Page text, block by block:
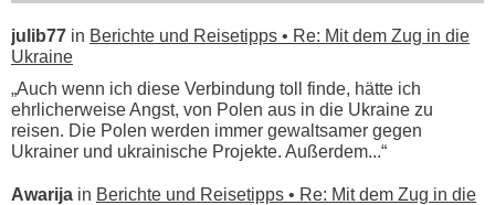
julib77 in Berichte und Reisetipps • Re: Mit dem Zug in die
Ukraine
„Auch wenn ich diese Verbindung toll finde, hätte ich
ehrlicherweise Angst, von Polen aus in die Ukraine zu
reisen. Die Polen werden immer gewaltsamer gegen
Ukrainer und ukrainische Projekte. Außerdem...“
Awarija in Berichte und Reisetipps • Re: Mit dem Zug in die